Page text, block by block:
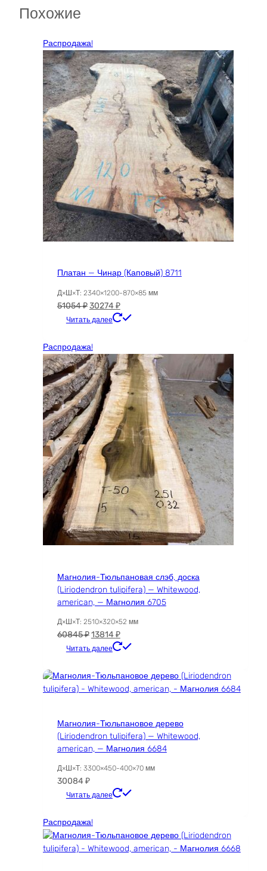
Похожие
Распродажа!
Платан — Чинар (Каповый) 8711
Д×Ш×Т: 2340×1200-870×85 мм
51054₽Первоначальная
цена
51054 ₽.
30274 ₽Текущая
цена:
Читать далее
Распродажа!
Магнолия-Тюльпановая слэб, доска
(Liriodendron tulipifera) — Whitewood,
american, — Магнолия 6705
Д×Ш×Т: 2510×320×52 мм
60845₽Первоначальная
цена
60845 ₽.
13814 ₽Текущая
цена:
Читать далее
Магнолия-Тюльпановое дерево
(Liriodendron tulipifera) — Whitewood,
american, — Магнолия 6684
Д×Ш×Т: 3300×450-400×70 мм
30084 ₽
Читать далее
Распродажа!